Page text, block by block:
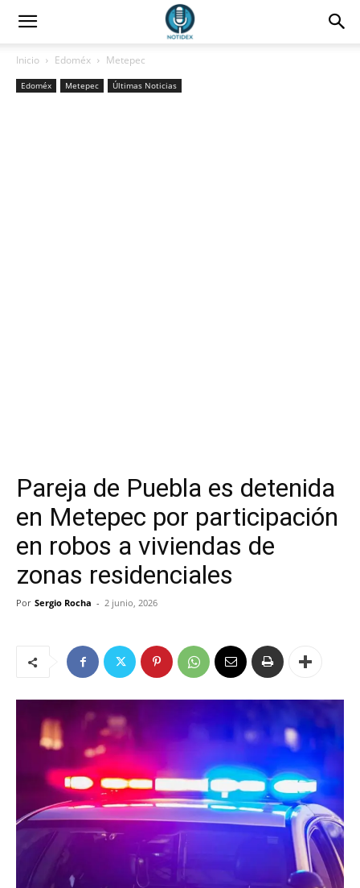
Inicio Edoméx Metepec
Edoméx Metepec Últimas Noticias
Pareja de Puebla es detenida
en Metepec por participación
en robos a viviendas de
zonas residenciales
Por Sergio Rocha - 2 junio, 2026